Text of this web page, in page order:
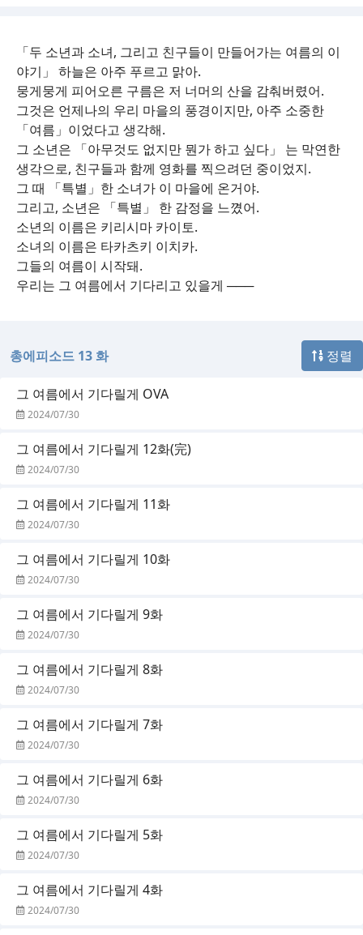
「두 소년과 소녀, 그리고 친구들이 만들어가는 여름의 이
야기」 하늘은 아주 푸르고 맑아.
뭉게뭉게 피어오른 구름은 저 너머의 산을 감춰버렸어.
그것은 언제나의 우리 마을의 풍경이지만, 아주 소중한
「여름」이었다고 생각해.
그 소년은 「아무것도 없지만 뭔가 하고 싶다」 는 막연한
생각으로, 친구들과 함께 영화를 찍으려던 중이었지.
그 때 「특별」한 소녀가 이 마을에 온거야.
그리고, 소년은 「특별」 한 감정을 느꼈어.
소년의 이름은 키리시마 카이토.
소녀의 이름은 타카츠키 이치카.
그들의 여름이 시작돼.
우리는 그 여름에서 기다리고 있을게 ───
총에피소드 13 화 정렬
그 여름에서 기다릴게 OVA
2024/07/30
그 여름에서 기다릴게 12화(完)
2024/07/30
그 여름에서 기다릴게 11화
2024/07/30
그 여름에서 기다릴게 10화
2024/07/30
그 여름에서 기다릴게 9화
2024/07/30
그 여름에서 기다릴게 8화
2024/07/30
그 여름에서 기다릴게 7화
2024/07/30
그 여름에서 기다릴게 6화
2024/07/30
그 여름에서 기다릴게 5화
2024/07/30
그 여름에서 기다릴게 4화
2024/07/30